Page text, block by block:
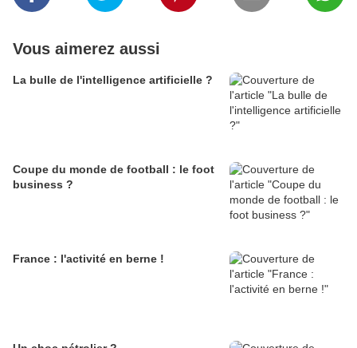
Vous aimerez aussi
La bulle de l'intelligence artificielle ?
Coupe du monde de football : le foot
business ?
France : l'activité en berne !